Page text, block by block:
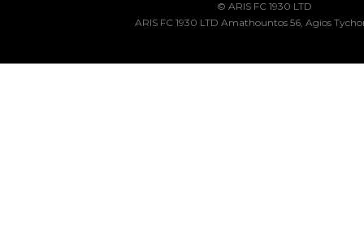
© ARIS FC 1930 LTD
ARIS FC 1930 LTD Amathountos 56, Agios